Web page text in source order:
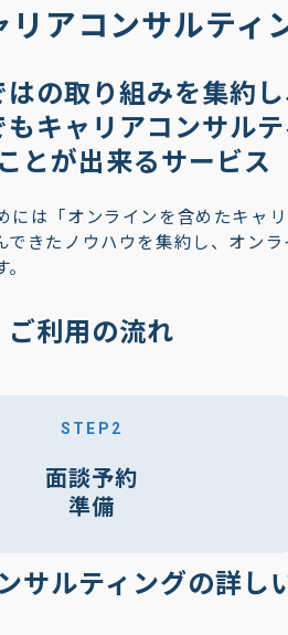
アコンサルティ
の取り組みを集約し
キャリアコンサル
とが出来るサービス
は「オンラインを含めたキャ
きたノウハウを集約し、オン
ご利用の流れ
STEP2
面談予約
準備
サルティングの詳し